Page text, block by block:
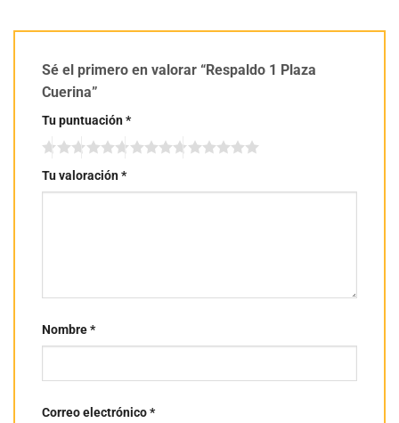
Sé el primero en valorar “Respaldo 1 Plaza
Cuerina”
Tu puntuación*
Tu valoración*
Nombre*
Correo electrónico*